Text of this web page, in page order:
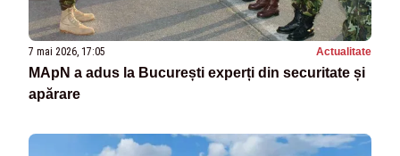
7 mai 2026, 17:05 Actualitate
MApN a adus la București experți din securitate și
apărare